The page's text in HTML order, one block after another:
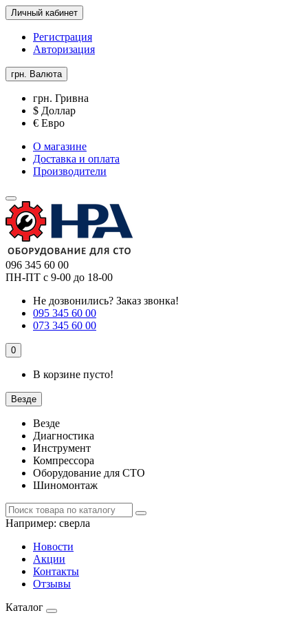
Личный кабинет
Регистрация
Авторизация
грн. Валюта
грн. Гривна
$ Доллар
€ Евро
О магазине
Доставка и оплата
Производители
096 345 60 00
ПН-ПТ с 9-00 до 18-00
Не дозвонились? Заказ звонка!
095 345 60 00
073 345 60 00
0
В корзине пусто!
Везде
Везде
Диагностика
Инструмент
Компрессора
Оборудование для СТО
Шиномонтаж
Например: сверла
Новости
Акции
Контакты
Отзывы
Каталог